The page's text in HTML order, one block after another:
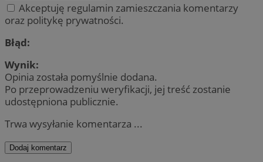
Akceptuję regulamin zamieszczania komentarzy
oraz politykę prywatności.
Błąd:
Wynik:
Opinia została pomyślnie dodana.
Po przeprowadzeniu weryfikacji, jej treść zostanie
udostępniona publicznie.
Trwa wysyłanie komentarza ...
Dodaj komentarz